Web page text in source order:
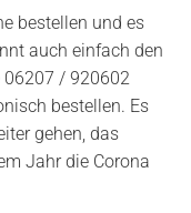
bestellen und es
auch einfach den
06207 / 920602
bestellen. Es
gehen, das
Jahr die Corona